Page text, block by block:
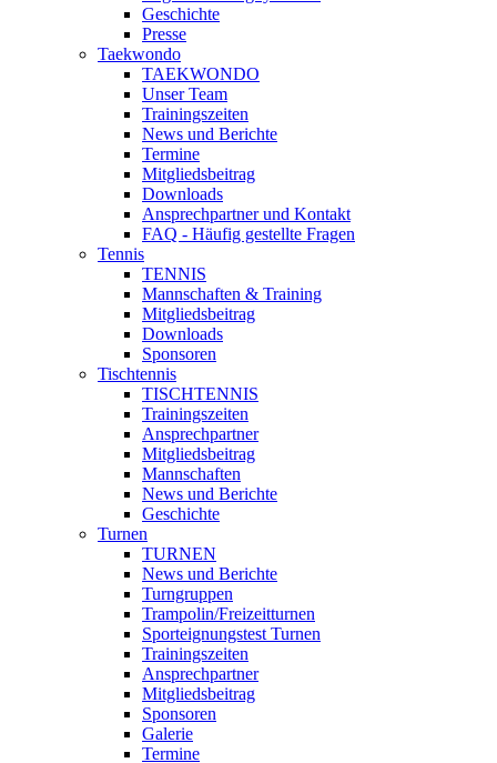
Geschichte
Presse
Taekwondo
TAEKWONDO
Unser Team
Trainingszeiten
News und Berichte
Termine
Mitgliedsbeitrag
Downloads
Ansprechpartner und Kontakt
FAQ - Häufig gestellte Fragen
Tennis
TENNIS
Mannschaften & Training
Mitgliedsbeitrag
Downloads
Sponsoren
Tischtennis
TISCHTENNIS
Trainingszeiten
Ansprechpartner
Mitgliedsbeitrag
Mannschaften
News und Berichte
Geschichte
Turnen
TURNEN
News und Berichte
Turngruppen
Trampolin/Freizeitturnen
Sporteignungstest Turnen
Trainingszeiten
Ansprechpartner
Mitgliedsbeitrag
Sponsoren
Galerie
Termine